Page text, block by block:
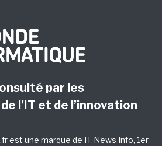
par les
l’IT et de l’innovation
est une marque de IT News Info, 1er